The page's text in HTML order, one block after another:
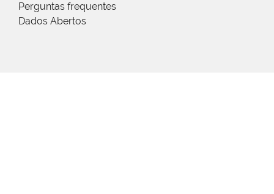
Perguntas frequentes
Dados Abertos